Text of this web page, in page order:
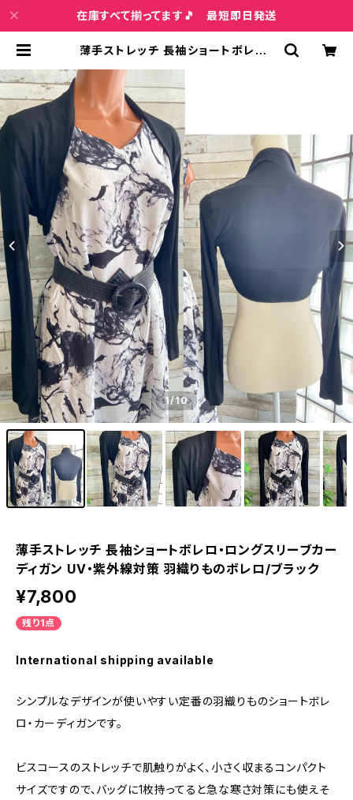
在庫すべて揃ってます🎵 最短即日発送
薄手ストレッチ 長袖ショートボレロ・
線対策 羽織りものボレロ/ブラック |
インポートファッション＆ジュエリー
Wish Bone VIP
1/10
薄手ストレッチ 長袖ショートボレロ・ロングスリーブカー
ディガン UV・紫外線対策 羽織りものボレロ/ブラック
¥7,800
残り1点
International shipping available
シンプルなデザインが使いやすい定番の羽織りものショートボレ
ロ・カーディガンです。
ビスコースのストレッチで肌触りがよく、小さく収まるコンパクト
サイズですので、バッグに1枚持ってると急な寒さ対策にも使えそ